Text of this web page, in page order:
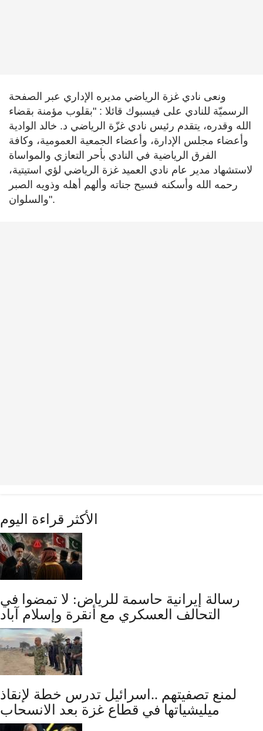
ونعى نادي غزة الرياضي مديره الإداري عبر الصفحة
الرسميّة للنادي على فيسبوك قائلا : "بقلوب مؤمنة بقضاء
الله وقدره، يتقدم رئيس نادي غزّة الرياضي د. خالد الوادية
وأعضاء مجلس الإدارة، وأعضاء الجمعية العمومية، وكافة
الفرق الرياضية في النادي بأحر التعازي والمواساة
لاستشهاد مدير عام نادي العميد غزة الرياضي لؤي استيتية،
رحمه الله وأسكنه فسيح جناته وألهم أهله وذويه الصبر
والسلوان".
الأكثر قراءة اليوم
رسالة إيرانية حاسمة للرياض: لا تمضوا في
التحالف العسكري مع أنقرة وإسلام آباد
لمنع تصفيتهم ..اسرائيل تدرس خطة لإنقاذ
ميليشياتها في قطاع غزة بعد الانسحاب